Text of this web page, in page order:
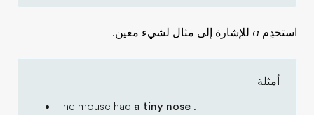
استخدِم a للإشارة إلى مثال لشيء معين.
أمثلة
The mouse had a tiny nose .